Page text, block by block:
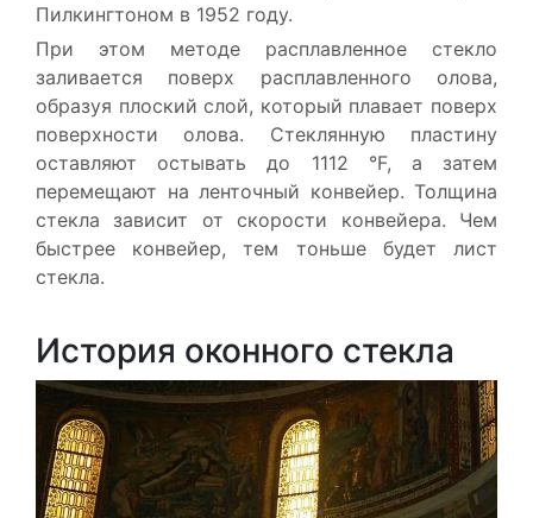
Пилкингтоном в 1952 году.
При этом методе расплавленное стекло
заливается поверх расплавленного олова,
образуя плоский слой, который плавает поверх
поверхности олова. Стеклянную пластину
оставляют остывать до 1112 °F, а затем
перемещают на ленточный конвейер. Толщина
стекла зависит от скорости конвейера. Чем
быстрее конвейер, тем тоньше будет лист
стекла.
История оконного стекла